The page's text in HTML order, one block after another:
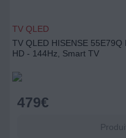
TV QLED
TV QLED HISENSE
HD - 144Hz, Smart TV
479€